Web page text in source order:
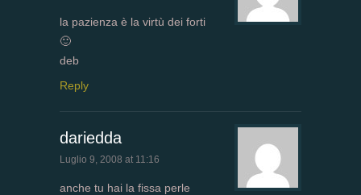
la pazienza è la virtù dei forti
🙂
deb
Reply
dariedda
Luglio 9, 2008 at 11:16
anche tu hai la fissa perle